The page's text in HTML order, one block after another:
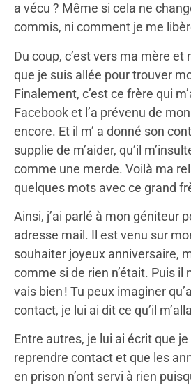
a vécu ? Même si cela ne
commis, ni comment je me
Du coup, c’est vers ma mère et
que je suis allée pour trouver
Finalement, c’est ce frère qui
Facebook et l’a prévenu de
encore. Et il m’ a donné son
supplie de m’aider, qu’il
comme une merde. Voilà ma
quelques mots avec ce grand
Ainsi, j’ai parlé à mon géniteur
adresse mail. Il est venu sur
souhaiter joyeux anniversaire,
comme si de rien n’était. Puis il
vais bien ! Tu peux imaginer
contact, je lui ai dit ce qu’il
Entre autres, je lui ai écrit que
reprendre contact et que les
en prison n’ont servi à rien